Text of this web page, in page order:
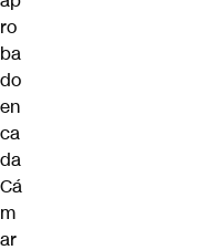
ro
ba
do
en
ca
da
Cá
m
ar